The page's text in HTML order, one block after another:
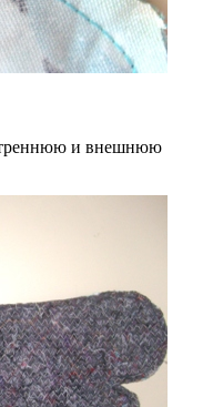
и внешнюю